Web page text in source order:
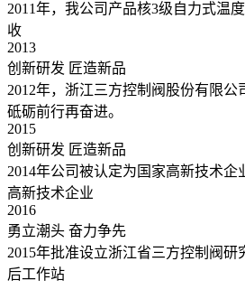
2011年，我公司产品核3级自力式温
收
2013
创新研发 匠造新品
2012年，浙江三方控制阀股份有限公
砥砺前行再奋进。
2015
创新研发 匠造新品
2014年公司被认定为国家高新技术企
高新技术企业
2016
勇立潮头 奋力争先
2015年批准设立浙江省三方控制阀
后工作站